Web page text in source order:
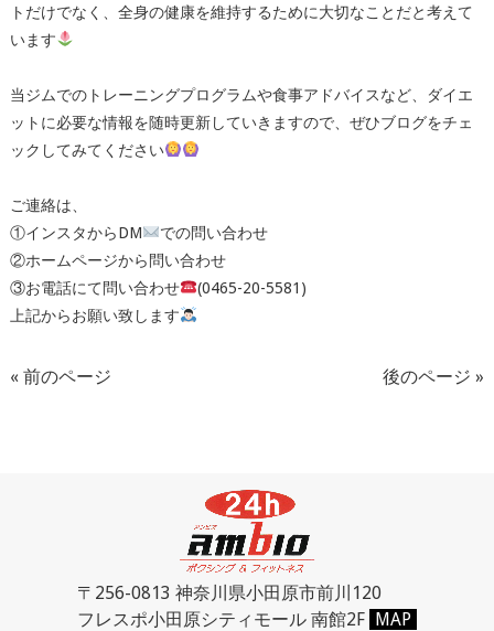
トだけでなく、全身の健康を維持するために大切なことだと考えて
います
当ジムでのトレーニングプログラムや食事アドバイスなど、ダイエ
ットに必要な情報を随時更新していきますので、ぜひブログをチェ
ックしてみてください
ご連絡は、
①インスタからDM
での問い合わせ
②ホームページから問い合わせ
③お電話にて問い合わせ
(0465-20-5581)
上記からお願い致します
« 前のページ 後のページ »
〒256-0813 神奈川県小田原市前川120
フレスポ小田原シティモール 南館2F MAP